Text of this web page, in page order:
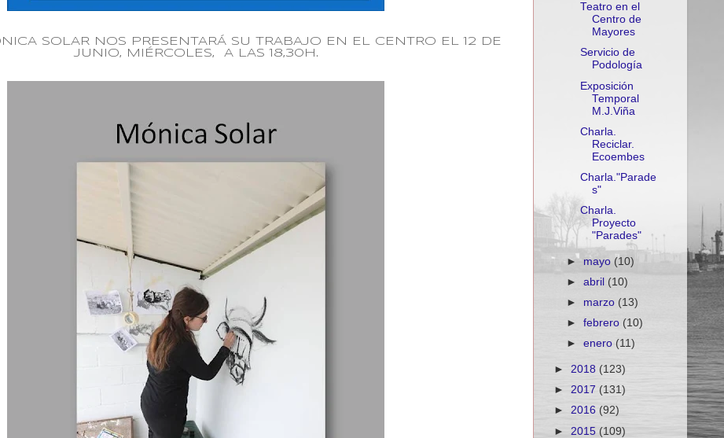
SOLAR NOS PRESENTARÁ SU TRABAJO EN EL CENTRO EL 12 DE
JUNIO, MIÉRCOLES, A LAS 18,30H.
Teatro en el
Centro de
Mayores
Servicio de
Podología
Exposición
Temporal
M.J.Viña
Charla.
Reciclar.
Ecoembes
Charla."Parade
s"
Charla.
Proyecto
"Parades"
► mayo (10)
►abril (10)
► marzo (13)
►febrero (10)
►enero (11)
► 2018 (123)
► 2017 (131)
► 2016 (92)
► 2015 (109)